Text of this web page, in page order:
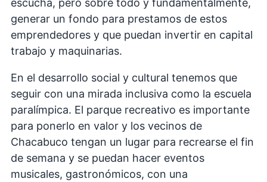
escucha, pero sobre todo y fundamentalmente,
generar un fondo para prestamos de estos
emprendedores y que puedan invertir en capital
trabajo y maquinarias.
En el desarrollo social y cultural tenemos que
seguir con una mirada inclusiva como la escuela
paralímpica. El parque recreativo es importante
para ponerlo en valor y los vecinos de
Chacabuco tengan un lugar para recrearse el fin
de semana y se puedan hacer eventos
musicales, gastronómicos, con una